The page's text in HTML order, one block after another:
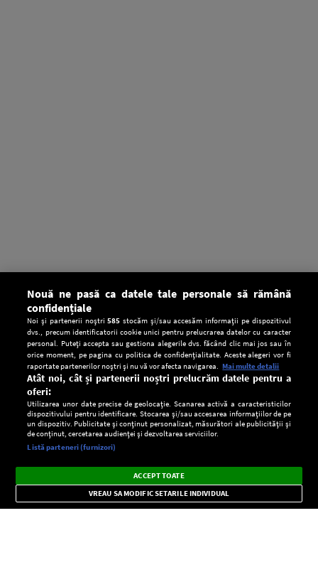
CONFIDENŢIALITATE
Setări:
Dark
Mode
Radio live, podcasturi, știri și alerte
importante.
×
Nouă ne pasă ca datele tale personale să rămână
confidențiale
Noi și partenerii noștri585 stocăm și/sau accesăm informații pe dispozitivul
dvs., precum identificatorii cookie unici pentru prelucrarea datelor cu caracter
personal. Puteți accepta sau gestiona alegerile dvs. făcând clic mai jos sau în
orice moment, pe pagina cu politica de confidențialitate. Aceste alegeri vor fi
raportate partenerilor noștri și nu vă vor afecta navigarea. Mai multe detalii
Atât noi, cât și partenerii noștri prelucrăm datele pentru a
oferi:
Utilizarea unor date precise de geolocație. Scanarea activă a caracteristicilor
dispozitivului pentru identificare. Stocarea și/sau accesarea informațiilor de pe
un dispozitiv. Publicitate și conținut personalizat, măsurători ale publicității și
de conținut, cercetarea audienței și dezvoltarea serviciilor.
Listă parteneri (furnizori)
ACCEPT TOATE
VREAU SA MODIFIC SETARILE INDIVIDUAL